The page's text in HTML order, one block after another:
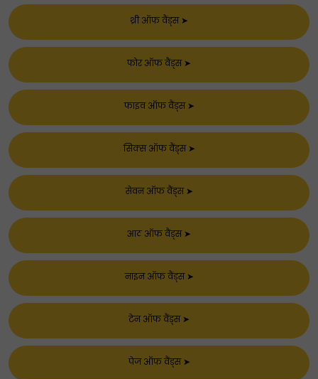
थ्री ऑफ वैंड्स➤
फोर ऑफ वैंड्स➤
फाइव ऑफ वैंड्स➤
सिक्स ऑफ वैंड्स➤
सेवन ऑफ वैंड्स➤
आठ ऑफ वैंड्स➤
नाइन ऑफ वैंड्स➤
टेन ऑफ वैंड्स➤
पेज ऑफ वैंड्स➤